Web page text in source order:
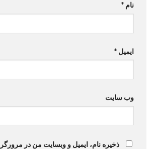
نام *
ایمیل *
وب‌ سایت
ذخیره نام، ایمیل و وبسایت من در